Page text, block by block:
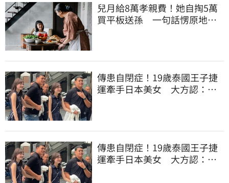
兒月給8萬孝親費！她自掏5萬
買平板送孫 一句話愣原地
傳患自閉症！19歲泰國王子捷
運牽手日本美女 大方認：
傳患自閉症！19歲泰國王子捷
運牽手日本美女 大方認：